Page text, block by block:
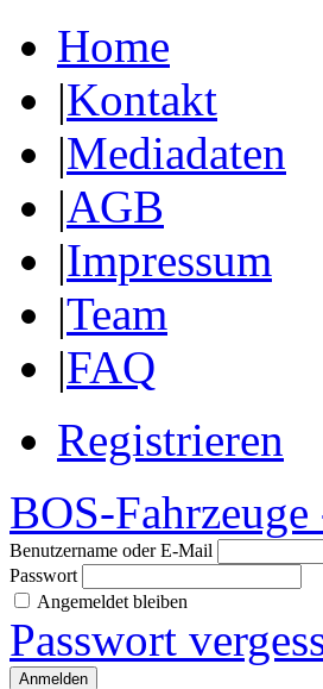
Home
|Kontakt
|Mediadaten
|AGB
|Impressum
|Team
|FAQ
Registrieren
BOS-
Benutzername oder E-Mail
Passwort
Angemeldet bleiben
Passwort